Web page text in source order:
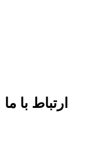
ارتباط با ما